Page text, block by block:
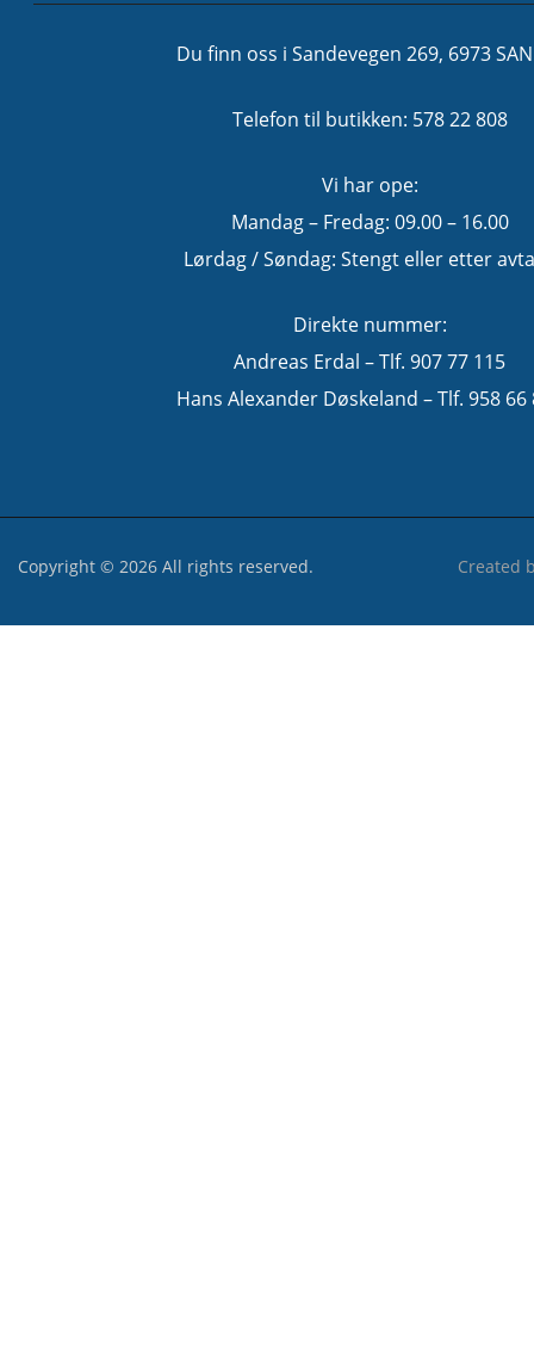
Du finn oss i Sandevegen 269, 6973
Telefon til butikken: 578 22 808
Vi har ope:
Mandag – Fredag: 09.00 – 16.00
Lørdag / Søndag: Stengt eller etter
Direkte nummer:
Andreas Erdal – Tlf. 907 77 115
Hans Alexander Døskeland – Tlf. 958 66
Copyright © 2026 All rights reserved. Created